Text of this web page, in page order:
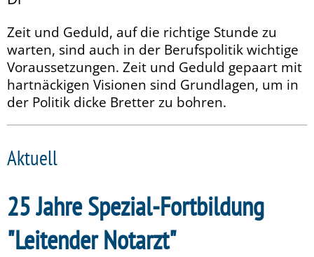
Zeit und Geduld, auf die richtige Stunde zu
warten, sind auch in der Berufspolitik wichtige
Voraussetzungen. Zeit und Geduld gepaart mit
hartnäckigen Visionen sind Grundlagen, um in
der Politik dicke Bretter zu bohren.
Aktuell
25 Jahre Spezial-Fortbildung
"Leitender Notarzt"